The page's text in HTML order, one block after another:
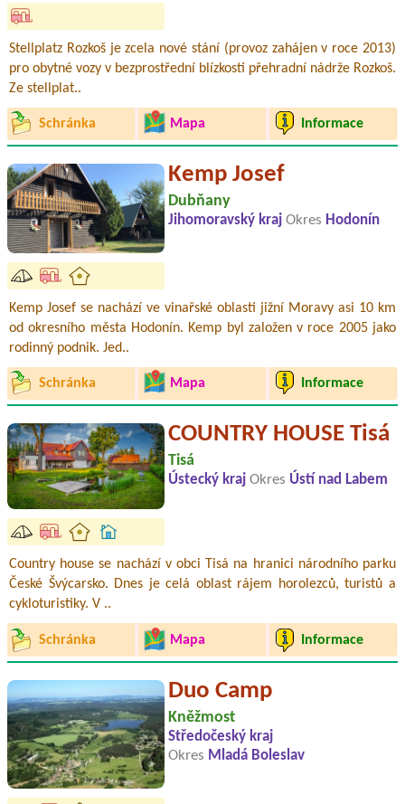
Stellplatz Rozkoš je zcela nové stání (provoz zahájen v roce 2013)
pro obytné vozy v bezprostřední blízkosti přehradní nádrže Rozkoš.
Ze stellplat..
Schránka Mapa Informace
Kemp Josef
Dubňany
Jihomoravský kraj Okres Hodonín
Kemp Josef se nachází ve vinařské oblasti jižní Moravy asi 10 km
od okresního města Hodonín. Kemp byl založen v roce 2005 jako
rodinný podnik. Jed..
Schránka Mapa Informace
COUNTRY HOUSE Tisá
Tisá
Ústecký kraj Okres Ústí nad Labem
Country house se nachází v obci Tisá na hranici národního parku
České Švýcarsko. Dnes je celá oblast rájem horolezců, turistů a
cykloturistiky. V ..
Schránka Mapa Informace
Duo Camp
Kněžmost
Středočeský kraj
Okres Mladá Boleslav